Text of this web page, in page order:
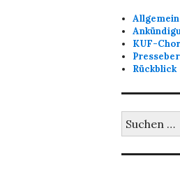
Allgemein
KUF-Chor
Rückblick
nach: